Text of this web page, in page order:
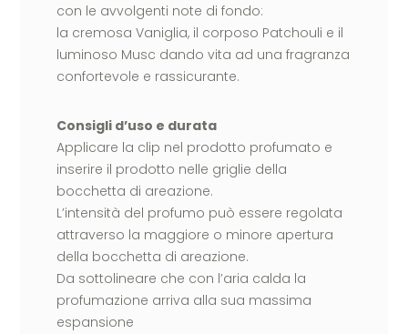
con le avvolgenti note di fondo:
la cremosa Vaniglia, il corposo Patchouli e il
luminoso Musc dando vita ad una fragranza
confortevole e rassicurante.
Consigli d’uso e durata
Applicare la clip nel prodotto profumato e
inserire il prodotto nelle griglie della
bocchetta di areazione.
L’intensità del profumo può essere regolata
attraverso la maggiore o minore apertura
della bocchetta di areazione.
Da sottolineare che con l’aria calda la
profumazione arriva alla sua massima
espansione